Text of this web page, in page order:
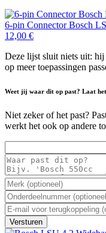
6-pin Connector Bosch
12,00 €
Deze lijst sluit niets uit:
op meer toepassingen
Weet jij waar dit op past? Laat
Niet zeker of het past?
werkt het ook op andere
Versturen